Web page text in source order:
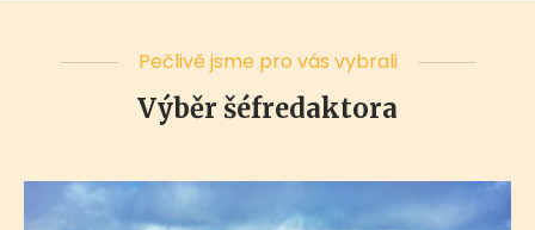
Pečlivě jsme pro vás vybrali
Výběr šéfredaktora